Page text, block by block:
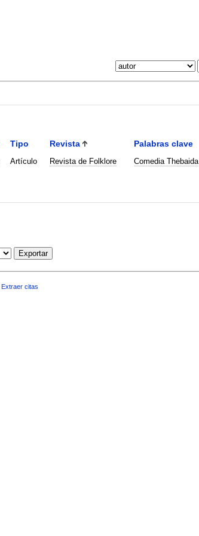
Tipo Revista Palabras clave
Artículo Revista de Folklore Comedia Thebaida
Exportar
Extraer citas